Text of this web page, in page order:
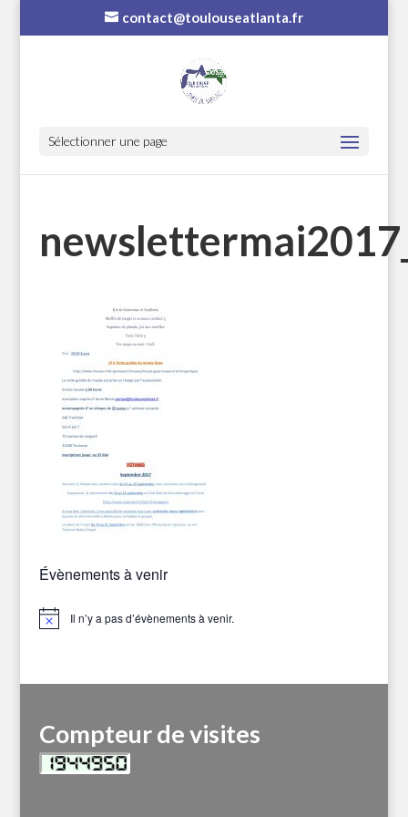
contact@toulouseatlanta.fr
Sélectionner une page
Évènements à venir
Notice Il n’y a pas d’évènements à venir.
Compteur de visites